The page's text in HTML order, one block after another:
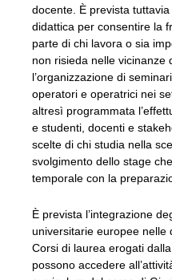
docente. È prevista
didattica per consentire la
parte di chi lavora o sia
non risieda nelle vicinanze
l’organizzazione di
operatori e operatrici nei
altresì programmata
e studenti, docenti e
scelte di chi studia nella
svolgimento dello stage
temporale con la
È prevista l’integrazione
universitarie europee nelle
Corsi di laurea erogati
possono accedere